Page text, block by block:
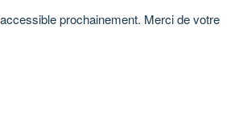
prochainement. Merci de votre